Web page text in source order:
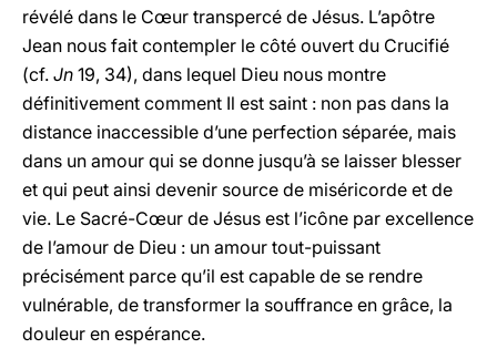
révélé dans le Cœur transpercé de Jésus. L’apôtre
Jean nous fait contempler le côté ouvert du Crucifié
(cf. Jn 19, 34), dans lequel Dieu nous montre
définitivement comment Il est saint : non pas dans la
distance inaccessible d’une perfection séparée, mais
dans un amour qui se donne jusqu’à se laisser blesser
et qui peut ainsi devenir source de miséricorde et de
vie. Le Sacré-Cœur de Jésus est l’icône par excellence
de l’amour de Dieu : un amour tout-puissant
précisément parce qu’il est capable de se rendre
vulnérable, de transformer la souffrance en grâce, la
douleur en espérance.